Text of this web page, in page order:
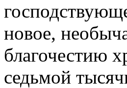
новое,
благочестию
седьмой